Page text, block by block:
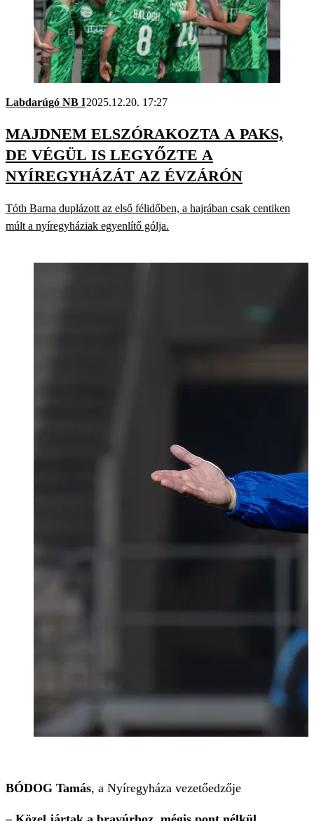
Labdarúgó NB I2025.12.20. 17:27
MAJDNEM ELSZÓRAKOZTA A PAKS,
DE VÉGÜL IS LEGYŐZTE A
NYÍREGYHÁZÁT AZ ÉVZÁRÓN
Tóth Barna duplázott az első félidőben, a hajrában csak centiken
múlt a nyíregyháziak egyenlítő gólja.
BÓDOG Tamás, a Nyíregyháza vezetőedzője